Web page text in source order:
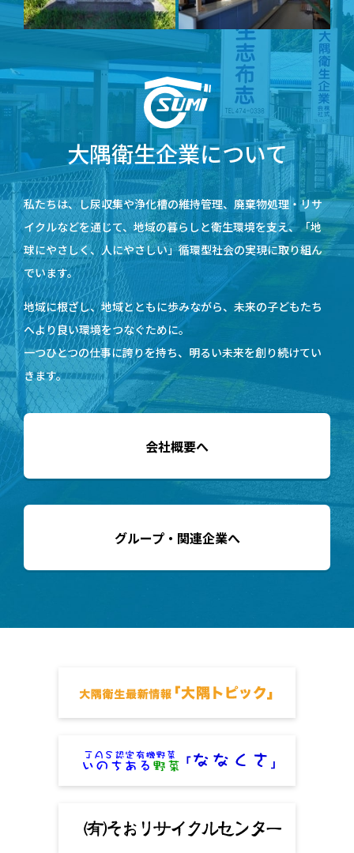
大隅衛生企業について
私たちは、し尿収集や浄化槽の維持管理、廃棄物処理・リサ
イクルなどを通じて、地域の暮らしと衛生環境を支え、「地
球にやさしく、人にやさしい」循環型社会の実現に取り組ん
でいます。
地域に根ざし、地域とともに歩みながら、未来の子どもたち
へより良い環境をつなぐために。
一つひとつの仕事に誇りを持ち、明るい未来を創り続けてい
きます。
会社概要へ
グループ・関連企業へ